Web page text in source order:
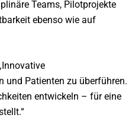
Teams, Pilotprojekte
ebenso wie auf
und Patienten zu überführen.
entwickeln – für eine